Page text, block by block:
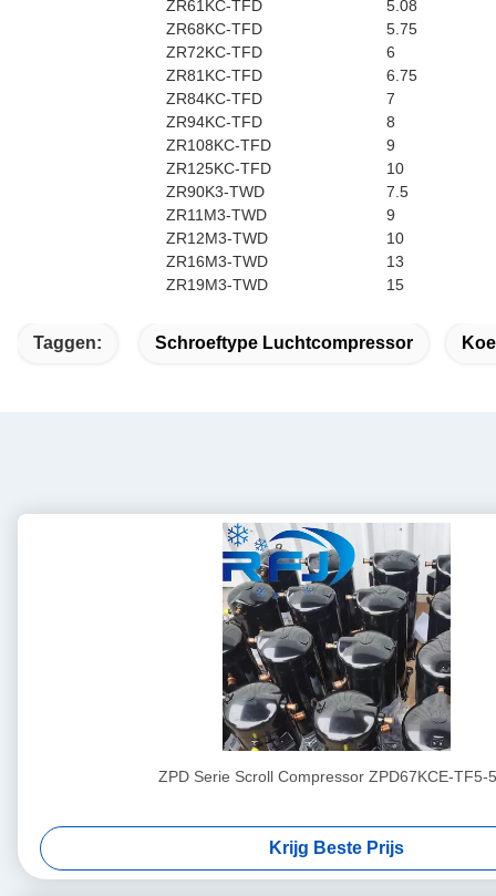
ZR61KC-TFD
5.08
ZR68KC-TFD
5.75
ZR72KC-TFD
6
ZR81KC-TFD
6.75
ZR84KC-TFD
7
ZR94KC-TFD
8
ZR108KC-TFD
9
ZR125KC-TFD
10
ZR90K3-TWD
7.5
ZR11M3-TWD
9
ZR12M3-TWD
10
ZR16M3-TWD
13
ZR19M3-TWD
15
Taggen: Schroeftype Luchtcompressor
ZPD Serie Scroll Compressor ZPD67KCE-TF5-
Krijg Beste Prijs